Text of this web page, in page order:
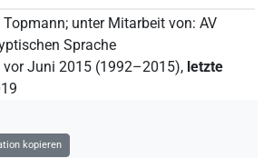
Topmann; unter Mitarbeit von: AV
Sprache
vor Juni 2015 (1992–2015), letzte
kopieren